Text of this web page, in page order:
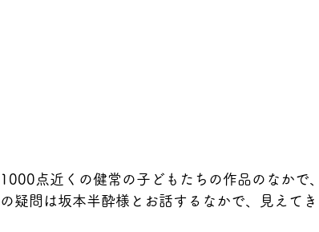
1000点近くの健常の子どもたちの作品のなかで
の疑問は坂本半酔様とお話するなかで、見えてき